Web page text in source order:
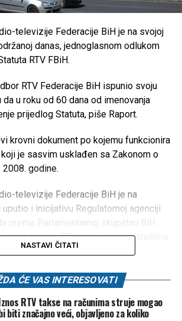
televizije Federacije BiH je na svojoj
danas, jednoglasnom odlukom
RTV FBiH.
RTV Federacije BiH ispunio svoju
u roku od 60 dana od imenovanja
prijedlog Statuta, piše Raport.
krovni dokument po kojemu funkcionira
je sasvim usklađen sa Zakonom o
2008. godine.
televizije Federacije BiH je na
uputio i inicijativu Regulatornoj agenciji
prema Parlamentarnoj skupštini BiH
usklađivanja RTV takse s pokazateljima
je Federalna televizija.
Post
Tweet Share
NASTAVI ČITATI
ĆE VAS INTERESOVATI
RTV takse na računima struje mogao
biti značajno veći, objavljeno za koliko